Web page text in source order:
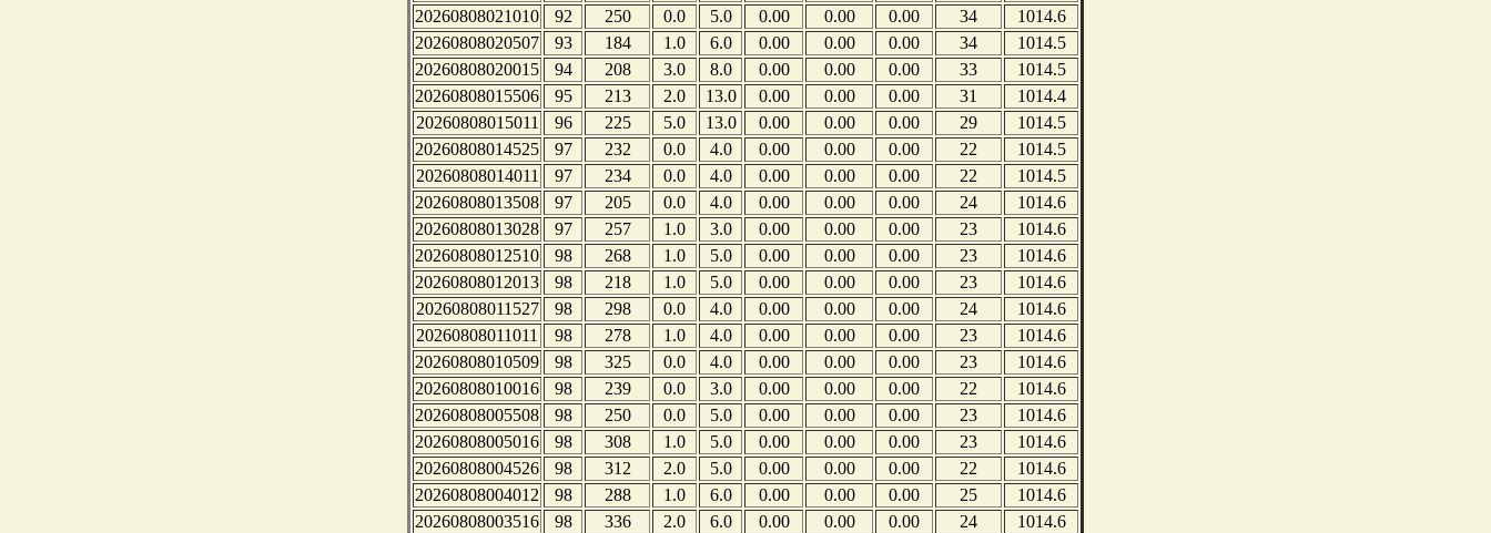
20260808021010
92 250 0.0 5.0 0.00 0.00 0.00 34
1014.6
20260808020507
93 184 1.0 6.0 0.00 0.00 0.00 34
1014.5
20260808020015
94 208 3.0 8.0 0.00 0.00 0.00 33
1014.5
20260808015506
95 213 2.0 13.0 0.00 0.00 0.00 31
1014.4
20260808015011
96 225 5.0 13.0 0.00 0.00 0.00 29
1014.5
20260808014525
97 232 0.0 4.0 0.00 0.00 0.00 22
1014.5
20260808014011
97 234 0.0 4.0 0.00 0.00 0.00 22
1014.5
20260808013508
97 205 0.0 4.0 0.00 0.00 0.00 24
1014.6
20260808013028
97 257 1.0 3.0 0.00 0.00 0.00 23
1014.6
20260808012510
98 268 1.0 5.0 0.00 0.00 0.00 23
1014.6
20260808012013
98 218 1.0 5.0 0.00 0.00 0.00 23
1014.6
20260808011527
98 298 0.0 4.0 0.00 0.00 0.00 24
1014.6
20260808011011
98 278 1.0 4.0 0.00 0.00 0.00 23
1014.6
20260808010509
98 325 0.0 4.0 0.00 0.00 0.00 23
1014.6
20260808010016
98 239 0.0 3.0 0.00 0.00 0.00 22
1014.6
20260808005508
98 250 0.0 5.0 0.00 0.00 0.00 23
1014.6
20260808005016
98 308 1.0 5.0 0.00 0.00 0.00 23
1014.6
20260808004526
98 312 2.0 5.0 0.00 0.00 0.00 22
1014.6
20260808004012
98 288 1.0 6.0 0.00 0.00 0.00 25
1014.6
20260808003516
98 336 2.0 6.0 0.00 0.00 0.00 24
1014.6